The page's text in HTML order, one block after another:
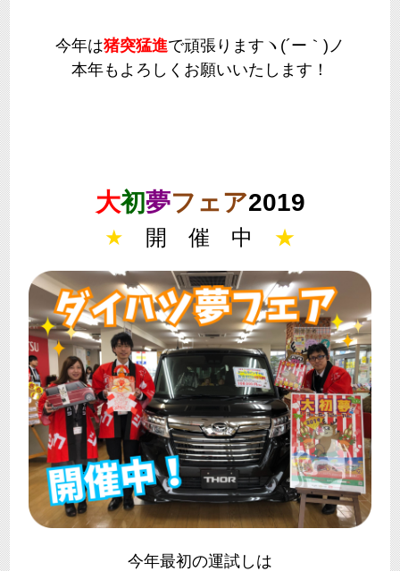
今年は猪突猛進で頑張りますヽ(´ー｀)ノ
本年もよろしくお願いいたします！
大初夢フェア2019
★ 開 催 中 ★
今年最初の運試しは